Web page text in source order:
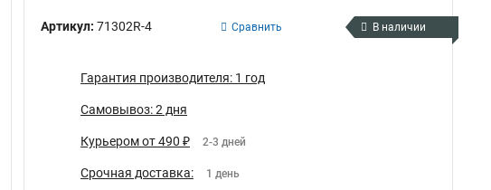
Артикул: 71302R-4 Сравнить В наличии
Гарантия производителя: 1 год
Самовывоз: 2 дня
Курьером от 490 ₽ 2-3 дней
Срочная доставка: 1 день